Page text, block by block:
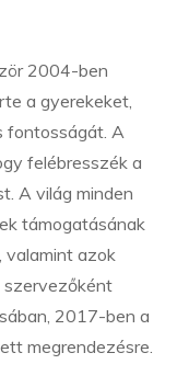
2004-ben
a gyerekeket,
fontosságát. A
felébresszék a
A világ minden
támogatásának
valamint azok
szervezőként
2017-ben a
megrendezésre.